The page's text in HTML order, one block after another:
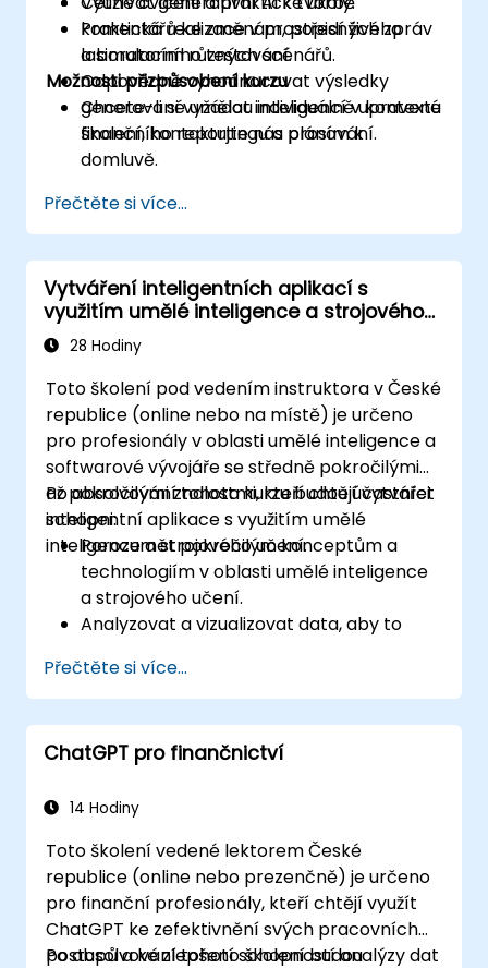
komentářů ke změnám, popisných zpráv
a simulacím různých scénářů.
Odpovědně vyhodnocovat výsledky
generované umělou inteligencí v kontextu
finančního reportingu a plánování.
Praktická realizace v prostředí živého
laboratorního testování.
Možnosti přizpůsobení kurzu
Chcete-li si vyžádat individuálně upravené
školení, kontaktujte nás prosím k
domluvě.
Přečtěte si více...
Vytváření inteligentních aplikací s
využitím umělé inteligence a strojového
učení28 Hodiny
Toto školení pod vedením instruktora v České
republice (online nebo na místě) je určeno
pro profesionály v oblasti umělé inteligence a
softwarové vývojáře se středně pokročilými
až pokročilými znalostmi, kteří chtějí vytvářet
inteligentní aplikace s využitím umělé
inteligence a strojového učení.
Po absolvování tohoto kurzu budou účastníci
schopni:
Porozumět pokročilým konceptům a
technologiím v oblasti umělé inteligence
a strojového učení.
Analyzovat a vizualizovat data, aby to
Efektivně vytvářet, trénovat a nasazovat
modely umělé inteligence a strojového
učení.
Vyvíjet inteligentní aplikace schopné řešit
Posuzovat etické aspekty využití umělé
Přečtěte si více...
ChatGPT pro finančnictví
14 Hodiny
Toto školení vedené lektorem České
republice (online nebo prezenčně) je určeno
pro finanční profesionály, kteří chtějí využít
ChatGPT ke zefektivnění svých pracovních
postupů a ke zlepšení schopností analýzy dat
Po absolvování tohoto školení budou